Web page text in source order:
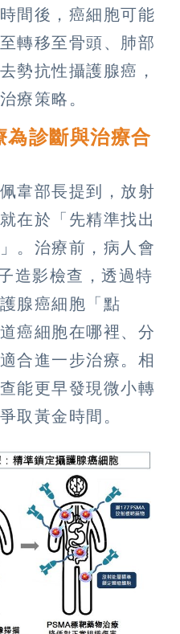
間後，癌細胞可能
轉移至骨頭、肺部
勢抗性攝護腺癌，
療策略。
為診斷與治療合
韋部長提到，放射
在於「先精準找出
。治療前，病人會
造影檢查，透過特
腺癌細胞「點
癌細胞在哪裡、分
合進一步治療。相
能更早發現微小轉
取黃金時間。